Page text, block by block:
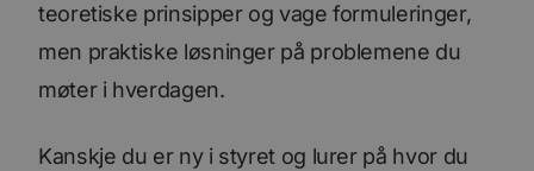
teoretiske prinsipper og vage formuleringer,
men praktiske løsninger på problemene du
møter i hverdagen.
Kanskje du er ny i styret og lurer på hvor du